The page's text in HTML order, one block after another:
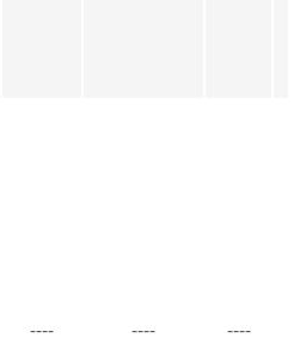
---- ---- ----